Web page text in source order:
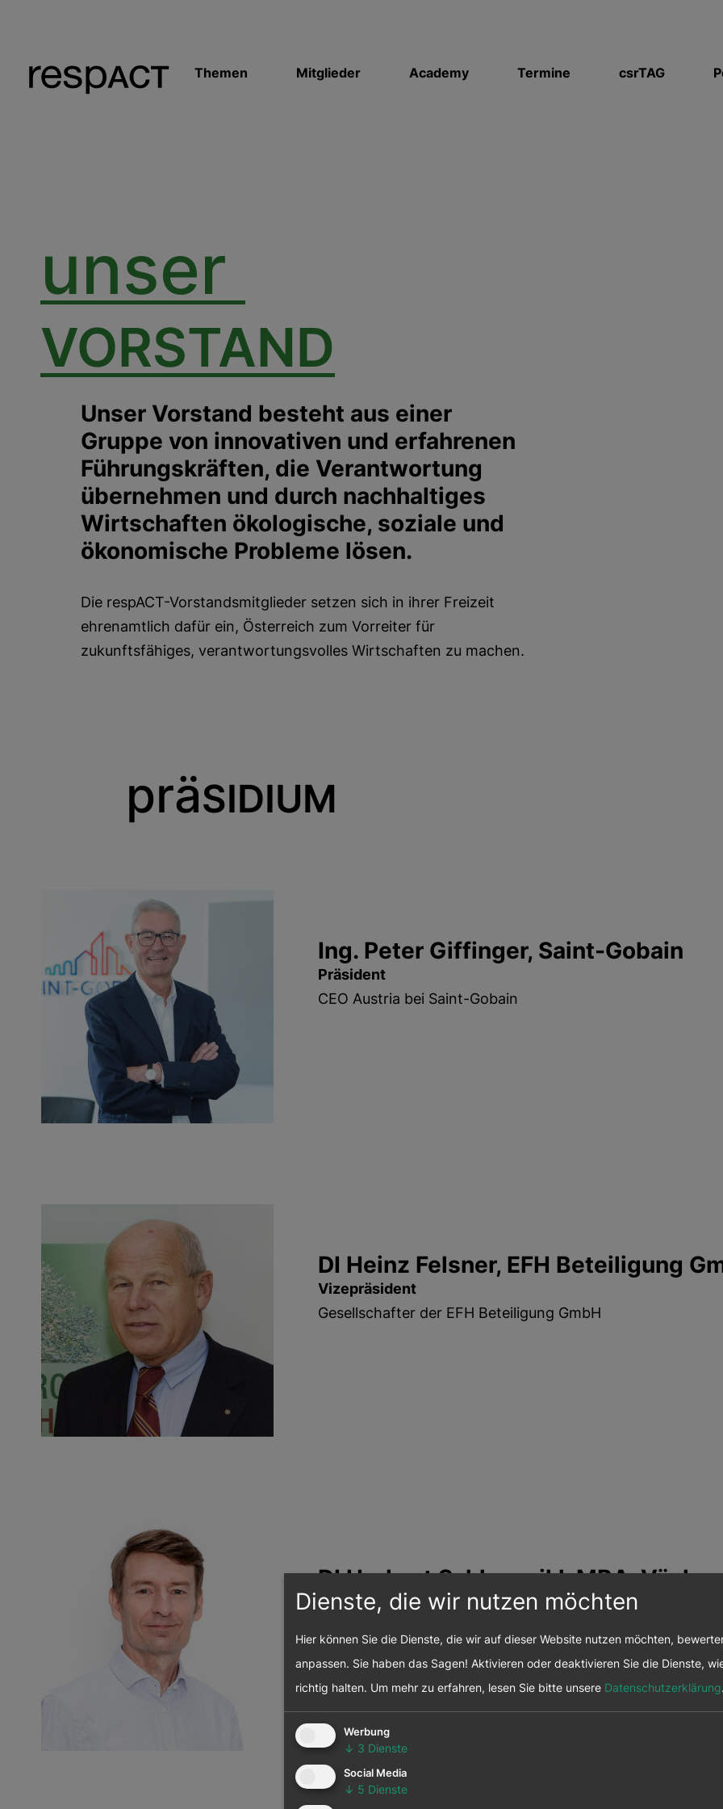
Themen Mitglieder Academy Termine csrTAG
unser
VORSTAND
Unser Vorstand besteht aus einer
Gruppe von innovativen und erfahrenen
Führungskräften, die Verantwortung
übernehmen und durch nachhaltiges
Wirtschaften ökologische, soziale und
ökonomische Probleme lösen.
Die respACT-Vorstandsmitglieder setzen sich in ihrer Freizeit
ehrenamtlich dafür ein, Österreich zum Vorreiter für
zukunftsfähiges, verantwortungsvolles Wirtschaften zu machen.
präSIDIUM
Ing. Peter Giffinger, Saint-Gobain
Präsident
CEO Austria bei Saint-Gobain
DI Heinz Felsner, EFH Beteiligung
Vizepräsident
Gesellschafter der EFH Beteiligung GmbH
DI Herbert Schlossnikl, MBA,
Vizepräsident
Landeskoordinator: Niederösterreich
Dienste, die wir nutzen möchten
Hier können Sie die Dienste, die wir auf dieser Website nutzen möchten,
anpassen. Sie haben das Sagen! Aktivieren oder deaktivieren Sie die Dienste,
richtig halten. Um mehr zu erfahren, lesen Sie bitte unsere Datenschutzerklärung
Werbung
↓ 3 Dienste
Social Media
↓ 5 Dienste